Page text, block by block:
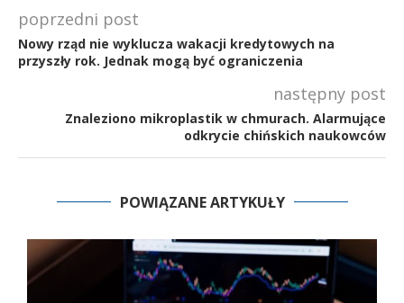
poprzedni post
Nowy rząd nie wyklucza wakacji kredytowych na
przyszły rok. Jednak mogą być ograniczenia
następny post
Znaleziono mikroplastik w chmurach. Alarmujące
odkrycie chińskich naukowców
POWIĄZANE ARTYKUŁY